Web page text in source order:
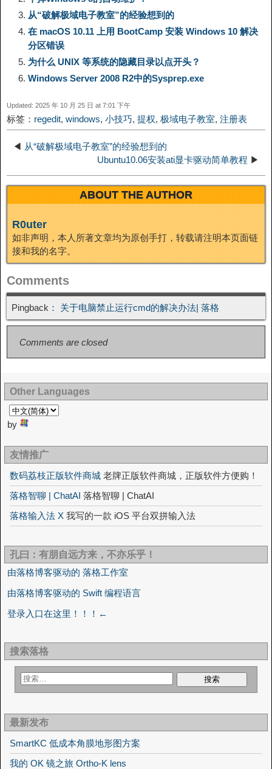
i
n
r
a
o
o
d
o
r
t
k
e
d
I
从“破解极域电子教室”的经验想到的
在 macOS 10.11 上用 BootCamp 安装 Windows 10 解决
分区错误
为什么 UNIX 等系统的隐藏目录以点开头？
Windows Server 2008 R2中的Sysprep.exe
Updated: 2025 年 10 月 25 日 at 7:01 下午
标签： regedit, windows, 小技巧, 提权, 极域电子教室, 注册表
◀ 从“破解极域电子教室”的经验想到的
Ubuntu10.06安装ati显卡驱动简单教程 ▶
ABOUT THE AUTHOR
R0uter
如非声明，本人所著文章均为原创手打，转载请注明本页面链
接和我的名字。
Comments
Pingback： 关于电脑禁止运行cmd的解决办法| 落格
Comments are closed
Other Languages
by
友情推广
数码荔枝正版软件商城 老牌正版软件商城，正版软件方便购！
落格智聊 | ChatAI 落格智聊 | ChatAI
落格输入法 X 我写的一款 iOS 平台双拼输入法
孔曰：有朋自远方来，不亦乐乎！
由落格博客驱动的 落格工作室
由落格博客驱动的 Swift 编程语言
登录入口在这里！！！←
搜索落格
最新发布
SmartKC 低成本角膜地形图方案
我的 OK 镜之旅 Ortho-K lens